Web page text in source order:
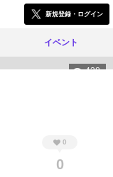
新規登録・ログイン
イベント
438
0
0